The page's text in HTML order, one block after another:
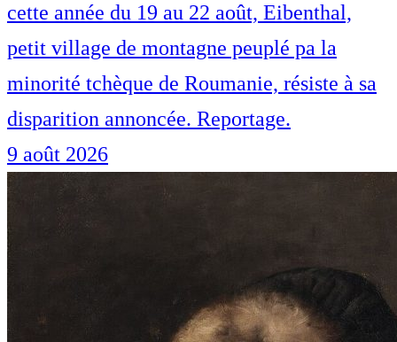
cette année du 19 au 22 août, Eibenthal,
petit village de montagne peuplé pa la
minorité tchèque de Roumanie, résiste à sa
disparition annoncée. Reportage.
9 août 2026